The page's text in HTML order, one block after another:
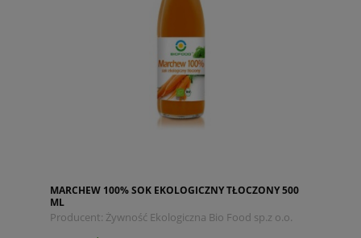
MARCHEW 100% SOK EKOLOGICZNY TŁOCZONY 500
ML
Producent: Żywność Ekologiczna Bio Food sp.z o.o.